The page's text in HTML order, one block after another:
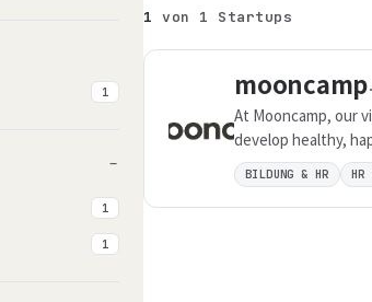
1
–
1
1
1 von 1 Startups
mooncamp
At Mooncamp, our
develop healthy,
growing collection
BILDUNG & HR HR